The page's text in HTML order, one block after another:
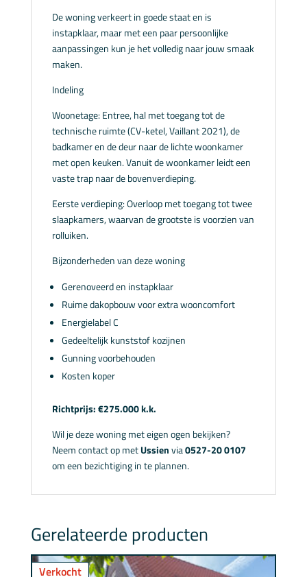
De woning verkeert in goede staat en is
instapklaar, maar met een paar persoonlijke
aanpassingen kun je het volledig naar jouw smaak
maken.
Indeling
Woonetage: Entree, hal met toegang tot de
technische ruimte (CV-ketel, Vaillant 2021), de
badkamer en de deur naar de lichte woonkamer
met open keuken. Vanuit de woonkamer leidt een
vaste trap naar de bovenverdieping.
Eerste verdieping: Overloop met toegang tot twee
slaapkamers, waarvan de grootste is voorzien van
rolluiken.
Bijzonderheden van deze woning
Gerenoveerd en instapklaar
Ruime dakopbouw voor extra wooncomfort
Energielabel C
Gedeeltelijk kunststof kozijnen
Gunning voorbehouden
Kosten koper
Richtprijs: €275.000 k.k.
Wil je deze woning met eigen ogen bekijken?
Neem contact op metUssienvia0527-20 0107
om een bezichtiging in te plannen.
Gerelateerde producten
Verkocht